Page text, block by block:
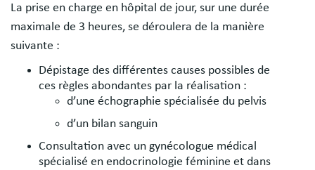
La prise en charge en hôpital de jour, sur une durée
maximale de 3 heures, se déroulera de la manière
suivante :
Dépistage des différentes causes possibles de
ces règles abondantes par la réalisation :
d’une échographie spécialisée du pelvis
d’un bilan sanguin
Consultation avec un gynécologue médical
spécialisé en endocrinologie féminine et dans